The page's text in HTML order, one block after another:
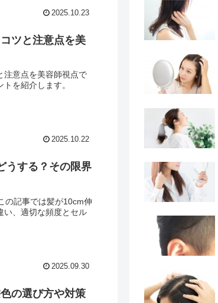
2025.10.23
ツと注意点を美
注意点を美容師視点で
を紹介します。
2025.10.22
うする？その限界
の記事では髪が10cm伸
い、適切な頻度とセル
2025.09.30
の選び方や対策